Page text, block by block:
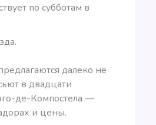
по субботам в
далеко не
в двадцати
де-Компостела —
и цены.